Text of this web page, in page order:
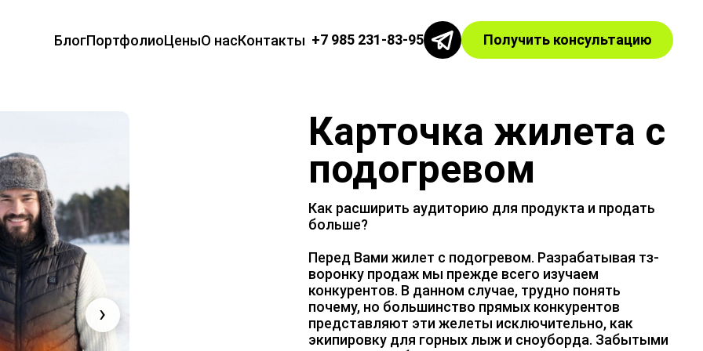
БлогПортфолиоЦеныО насКонтакты +7 985 231-83-95 Получить консультацию
›
Карточка жилета с
подогревом
Как расширить аудиторию для продукта и продать
больше?
Перед Вами жилет с подогревом. Разрабатывая тз-
воронку продаж мы прежде всего изучаем
конкурентов. В данном случае, трудно понять
почему, но большинство прямых конкурентов
представляют эти желеты исключительно, как
экипировку для горных лыж и сноуборда. Забытыми